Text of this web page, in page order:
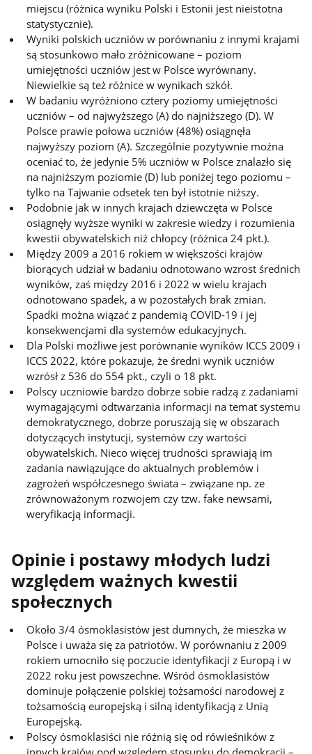
miejscu (różnica wyniku Polski i Estonii jest nieistotna
statystycznie).
Wyniki polskich uczniów w porównaniu z innymi krajami
są stosunkowo mało zróżnicowane – poziom
umiejętności uczniów jest w Polsce wyrównany.
Niewielkie są też różnice w wynikach szkół.
W badaniu wyróżniono cztery poziomy umiejętności
uczniów – od najwyższego (A) do najniższego (D). W
Polsce prawie połowa uczniów (48%) osiągnęła
najwyższy poziom (A). Szczególnie pozytywnie można
oceniać to, że jedynie 5% uczniów w Polsce znalazło się
na najniższym poziomie (D) lub poniżej tego poziomu –
tylko na Tajwanie odsetek ten był istotnie niższy.
Podobnie jak w innych krajach dziewczęta w Polsce
osiągnęły wyższe wyniki w zakresie wiedzy i rozumienia
kwestii obywatelskich niż chłopcy (różnica 24 pkt.).
Między 2009 a 2016 rokiem w większości krajów
biorących udział w badaniu odnotowano wzrost średnich
wyników, zaś między 2016 i 2022 w wielu krajach
odnotowano spadek, a w pozostałych brak zmian.
Spadki można wiązać z pandemią COVID-19 i jej
konsekwencjami dla systemów edukacyjnych.
Dla Polski możliwe jest porównanie wyników ICCS 2009 i
ICCS 2022, które pokazuje, że średni wynik uczniów
wzrósł z 536 do 554 pkt., czyli o 18 pkt.
Polscy uczniowie bardzo dobrze sobie radzą z zadaniami
wymagającymi odtwarzania informacji na temat systemu
demokratycznego, dobrze poruszają się w obszarach
dotyczących instytucji, systemów czy wartości
obywatelskich. Nieco więcej trudności sprawiają im
zadania nawiązujące do aktualnych problemów i
zagrożeń współczesnego świata – związane np. ze
zrównoważonym rozwojem czy tzw. fake newsami,
weryfikacją informacji.
Opinie i postawy młodych ludzi
względem ważnych kwestii
społecznych
Około 3/4 ósmoklasistów jest dumnych, że mieszka w
Polsce i uważa się za patriotów. W porównaniu z 2009
rokiem umocniło się poczucie identyfikacji z Europą i w
2022 roku jest powszechne. Wśród ósmoklasistów
dominuje połączenie polskiej tożsamości narodowej z
tożsamością europejską i silną identyfikacją z Unią
Europejską.
Polscy ósmoklasiści nie różnią się od rówieśników z